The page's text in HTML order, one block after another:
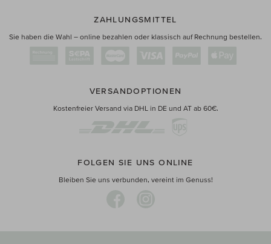
ZAHLUNGSMITTEL
Sie haben die Wahl – online bezahlen oder klassisch auf Rechnung bestellen.
VERSANDOPTIONEN
Kostenfreier Versand via DHL in DE und AT ab 60€.
FOLGEN SIE UNS ONLINE
Bleiben Sie uns verbunden, vereint im Genuss!